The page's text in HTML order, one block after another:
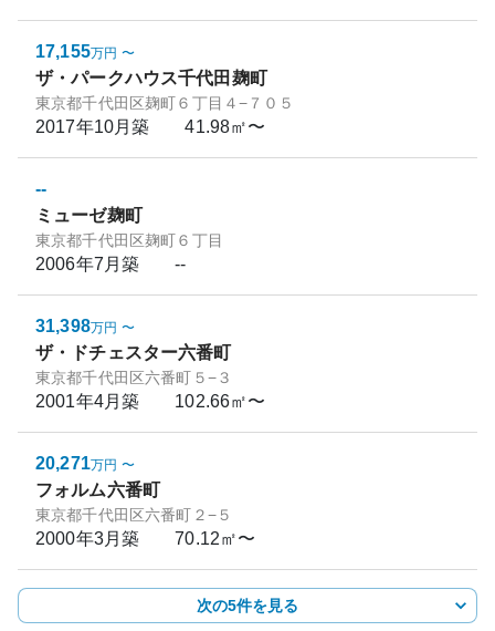
17,155万円 〜
ザ・パークハウス千代田麹町
東京都千代田区麹町６丁目４−７０５
2017年10月築 41.98㎡〜
--
ミューゼ麹町
東京都千代田区麹町６丁目
2006年7月築 --
31,398万円 〜
ザ・ドチェスター六番町
東京都千代田区六番町５−３
2001年4月築 102.66㎡〜
20,271万円 〜
フォルム六番町
東京都千代田区六番町２−５
2000年3月築 70.12㎡〜
次の5件を見る